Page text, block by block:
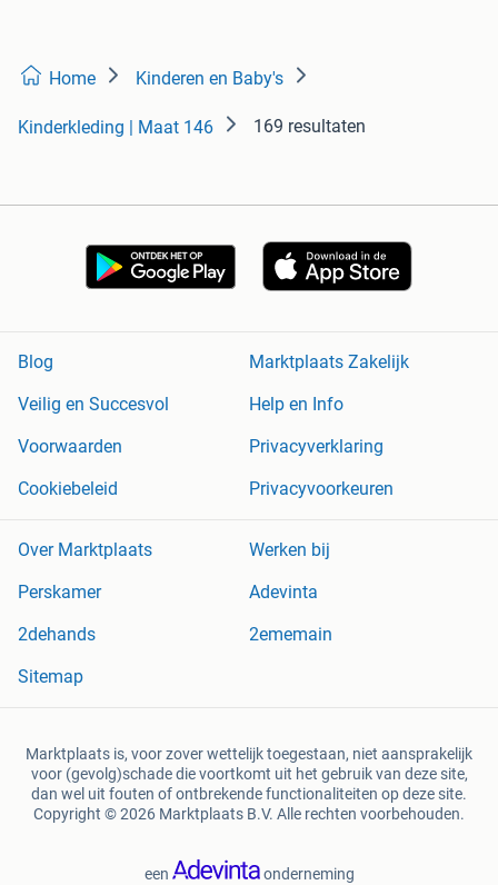
Home Kinderen en Baby's
Kinderkleding | Maat 146 169 resultaten
Blog
Marktplaats Zakelijk
Veilig en Succesvol
Help en Info
Voorwaarden
Privacyverklaring
Cookiebeleid
Privacyvoorkeuren
Over Marktplaats
Werken bij
Perskamer
Adevinta
2dehands
2ememain
Sitemap
Marktplaats is, voor zover wettelijk toegestaan, niet aansprakelijk
voor (gevolg)schade die voortkomt uit het gebruik van deze site,
dan wel uit fouten of ontbrekende functionaliteiten op deze site.
Copyright © 2026 Marktplaats B.V. Alle rechten voorbehouden.
een onderneming